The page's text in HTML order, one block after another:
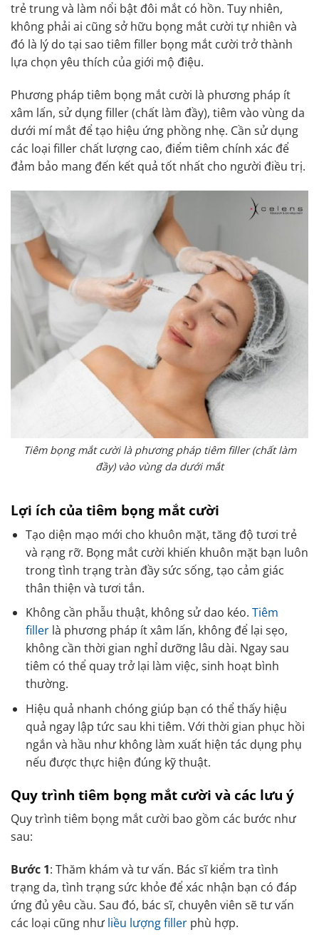
trẻ trung và làm nổi bật đôi mắt có hồn. Tuy nhiên,
không phải ai cũng sở hữu bọng mắt cười tự nhiên và
đó là lý do tại sao tiêm filler bọng mắt cười trở thành
lựa chọn yêu thích của giới mộ điệu.
Phương pháp tiêm bọng mắt cười là phương pháp ít
xâm lấn, sử dụng filler (chất làm đầy), tiêm vào vùng da
dưới mí mắt để tạo hiệu ứng phồng nhẹ. Cần sử dụng
các loại filler chất lượng cao, điểm tiêm chính xác để
đảm bảo mang đến kết quả tốt nhất cho người điều trị.
Tiêm bọng mắt cười là phương pháp tiêm filler (chất làm
đầy) vào vùng da dưới mắt
Lợi ích của tiêm bọng mắt cười
Tạo diện mạo mới cho khuôn mặt, tăng độ tươi trẻ
và rạng rỡ. Bọng mắt cười khiến khuôn mặt bạn luôn
trong tình trạng tràn đầy sức sống, tạo cảm giác
thân thiện và tươi tắn.
Không cần phẫu thuật, không sử dao kéo. Tiêm
fillerlà phương pháp ít xâm lấn, không để lại sẹo,
không cần thời gian nghỉ dưỡng lâu dài. Ngay sau
tiêm có thể quay trở lại làm việc, sinh hoạt bình
thường.
Hiệu quả nhanh chóng giúp bạn có thể thấy hiệu
quả ngay lập tức sau khi tiêm. Với thời gian phục hồi
ngắn và hầu như không làm xuất hiện tác dụng phụ
nếu được thực hiện đúng kỹ thuật.
Quy trình tiêm bọng mắt cười và các lưu ý
Quy trình tiêm bọng mắt cười bao gồm các bước như
sau:
Bước 1: Thăm khám và tư vấn. Bác sĩ kiểm tra tình
trạng da, tình trạng sức khỏe để xác nhận bạn có đáp
ứng đủ yêu cầu. Sau đó, bác sĩ, chuyên viên sẽ tư vấn
các loại cũng như liều lượng filler phù hợp.